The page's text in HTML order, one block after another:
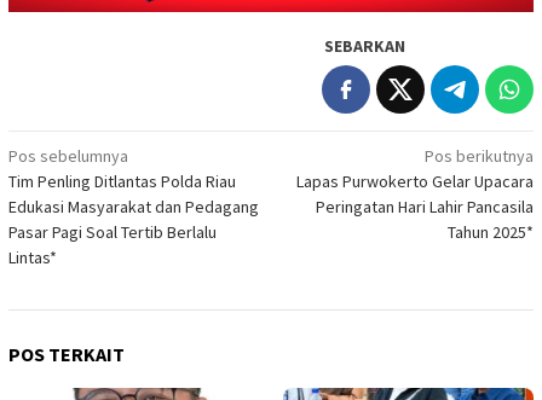
SEBARKAN
Navigasi
pos
Pos sebelumnya
Tim Penling Ditlantas Polda Riau
Edukasi Masyarakat dan Pedagang
Pasar Pagi Soal Tertib Berlalu
Lintas*
Pos berikutnya
Lapas Purwokerto Gelar Upacara
Peringatan Hari Lahir Pancasila
Tahun 2025*
POS TERKAIT